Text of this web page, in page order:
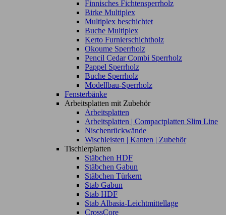
Finnisches Fichtensperrholz
Birke Multiplex
Multiplex beschichtet
Buche Multiplex
Kerto Furnierschichtholz
Okoume Sperrholz
Pencil Cedar Combi Sperrholz
Pappel Sperrholz
Buche Sperrholz
Modellbau-Sperrholz
Fensterbänke
Arbeitsplatten mit Zubehör
Arbeitsplatten
Arbeitsplatten | Compactplatten Slim Line
Nischenrückwände
Wischleisten | Kanten | Zubehör
Tischlerplatten
Stäbchen HDF
Stäbchen Gabun
Stäbchen Türkern
Stab Gabun
Stab HDF
Stab Albasia-Leichtmittellage
CrossCore